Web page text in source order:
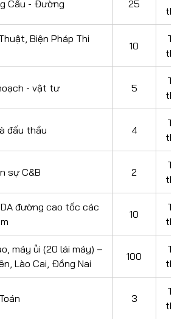
Cầu - Đường 25
Biện Pháp Thi
10
- vật tư 5
đấu thầu 4
sự C&B 2
đường cao tốc các
10
máy ủi (20 lái máy) –
Lào Cai, Đồng Nai
100
3